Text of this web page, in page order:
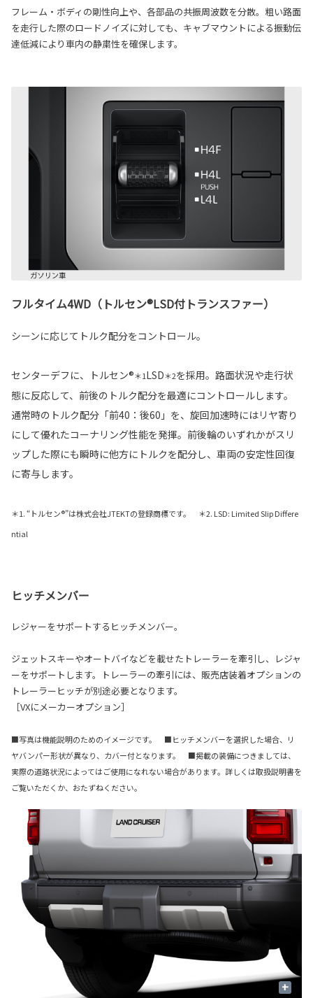
フレーム・ボディの剛性向上や、各部品の共振周波数を分散。粗い路面
を走行した際のロードノイズに対しても、キャブマウントによる振動伝
達低減により車内の静粛性を確保します。
フルタイム4WD（トルセン®LSD付トランスファー）
シーンに応じてトルク配分をコントロール。
センターデフに、トルセン®＊1LSD＊2を採用。路面状況や走行状
態に反応して、前後のトルク配分を最適にコントロールします。
通常時のトルク配分「前40：後60」を、旋回加速時にはリヤ寄り
にして優れたコーナリング性能を発揮。前後輪のいずれかがスリ
ップした際にも瞬時に他方にトルクを配分し、車両の安定性回復
に寄与します。
＊1. “トルセン®”は株式会社JTEKTの登録商標です。 ＊2. LSD: Limited Slip Differe
ntial
ヒッチメンバー
レジャーをサポートするヒッチメンバー。
ジェットスキーやオートバイなどを載せたトレーラーを牽引し、レジャ
ーをサポートします。トレーラーの牽引には、販売店装着オプションの
トレーラーヒッチが別途必要となります。
［VXにメーカーオプション］
■写真は機能説明のためのイメージです。 ■ヒッチメンバーを選択した場合、リ
ヤバンパー形状が異なり、カバー付となります。 ■掲載の装備につきましては、
実際の道路状況によってはご使用になれない場合があります。詳しくは取扱説明書を
ご覧いただくか、おたずねください。
+